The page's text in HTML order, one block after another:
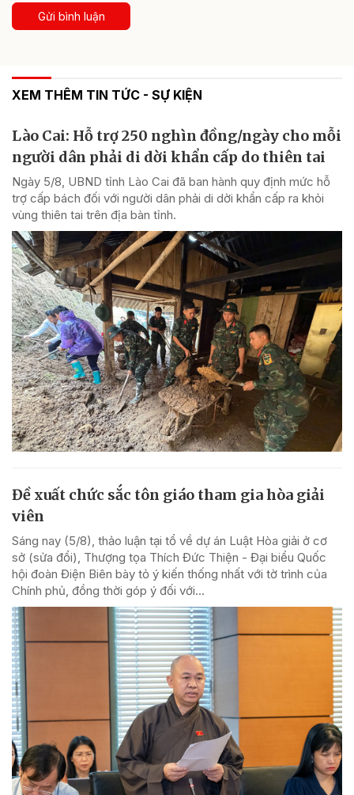
Gửi bình luận
XEM THÊM TIN TỨC - SỰ KIỆN
Lào Cai: Hỗ trợ 250 nghìn đồng/ngày cho mỗi
người dân phải di dời khẩn cấp do thiên tai
Ngày 5/8, UBND tỉnh Lào Cai đã ban hành quy định mức hỗ
trợ cấp bách đối với người dân phải di dời khẩn cấp ra khỏi
vùng thiên tai trên địa bàn tỉnh.
Đề xuất chức sắc tôn giáo tham gia hòa giải
viên
Sáng nay (5/8), thảo luận tại tổ về dự án Luật Hòa giải ở cơ
sở (sửa đổi), Thượng tọa Thích Đức Thiện - Đại biểu Quốc
hội đoàn Điện Biên bày tỏ ý kiến thống nhất với tờ trình của
Chính phủ, đồng thời góp ý đối với...